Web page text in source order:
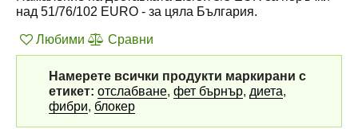
над 51/76/102 EURO - за цяла България.
Любими Сравни
Намерете всички продукти маркирани с
етикет: отслабване, фет бърнър, диета,
фибри, блокер